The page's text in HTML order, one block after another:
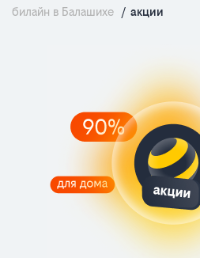
билайн в Балашихе / акции